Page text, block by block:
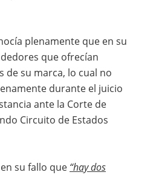
plenamente que en su
que ofrecían
de su marca, lo cual no
durante el juicio
ante la Corte de
Circuito de Estados
su fallo que “hay dos